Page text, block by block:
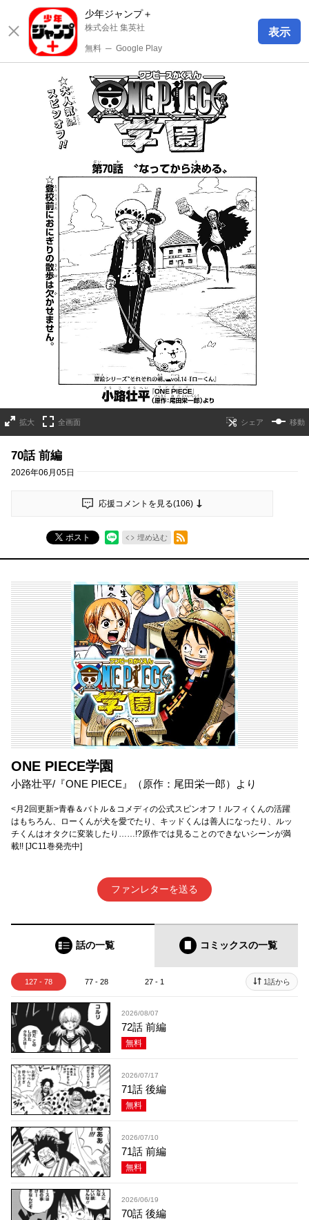
少年ジャンプ＋
株式会社 集英社
無料 ─ Google Play
表示
拡大 全画面 移動
70話 前編
2026年06月05日
応援コメントを見る(106)
ポスト 埋め込む
RSSフィード
ONE PIECE学園
小路壮平/『ONE PIECE』（原作：尾田栄一郎）より
<月2回更新>青春＆バトル＆コメディの公式スピンオフ！ルフィくんの活躍
はもちろん、ローくんが犬を愛でたり、キッドくんは善人になったり、ルッ
チくんはオタクに変装したり……!?原作では見ることのできないシーンが満
載!! [JC11巻発売中]
ファンレターを送る
話の一覧 コミックスの一覧
127 - 78 77 - 28 27 - 1 1話から
2026/08/07
72話 前編
無料
2026/07/17
71話 後編
無料
2026/07/10
71話 前編
無料
2026/06/19
70話 後編